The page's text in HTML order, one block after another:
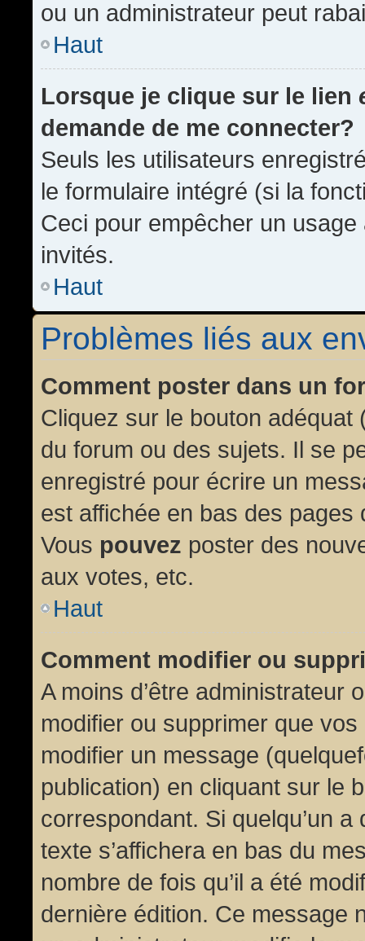
ou un administrateur peut
Haut
Lorsque je clique sur le lien
demande de me connecter?
Seuls les utilisateurs
le formulaire intégré (si la
Ceci pour empêcher un
invités.
Haut
Problèmes liés aux
Comment poster dans un
Cliquez sur le bouton
du forum ou des sujets. Il se
enregistré pour écrire un
est affichée en bas des
Vous pouvez poster des
aux votes, etc.
Haut
Comment modifier ou
A moins d’être administrateur
modifier ou supprimer que
modifier un message
publication) en cliquant sur le
correspondant. Si quelqu’un
texte s’affichera en bas du
nombre de fois qu’il a été
dernière édition. Ce message